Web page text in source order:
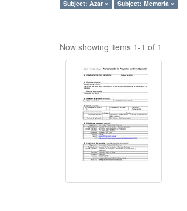
Subject: Azar ×
Subject: Memoria ×
Now showing items 1-1 of 1